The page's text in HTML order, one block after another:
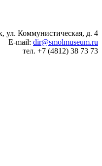
ул. Коммунистическая, д. 4
E-mail: dir@smolmuseum.ru
тел. +7 (4812) 38 73 73